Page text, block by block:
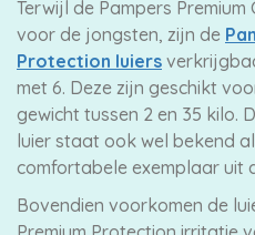
Terwijl de Pampers
voor de jongsten, zijn de
Protection luiers
met 6. Deze zijn geschikt
gewicht tussen 2 en 35 kilo.
luier staat ook wel bekend
comfortabele exemplaar uit
Bovendien voorkomen de